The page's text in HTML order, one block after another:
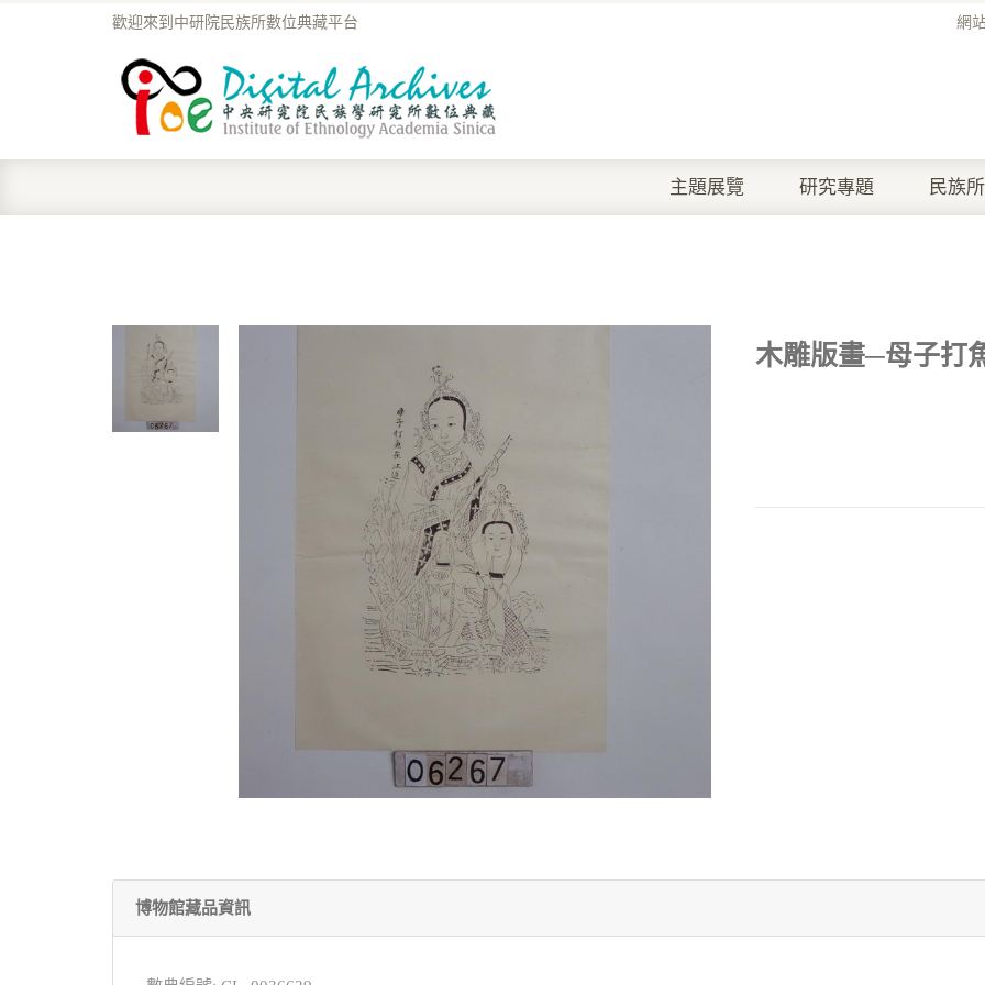
網
歡迎來到中研院民族所數位典藏平台
主題展覽 研究專題 民族
木雕版畫─母子打
博物館藏品資訊